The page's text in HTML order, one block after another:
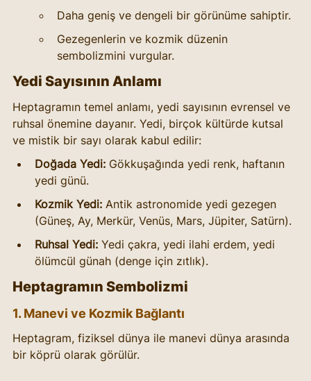
Daha geniş ve dengeli bir görünüme sahiptir.
Gezegenlerin ve kozmik düzenin
sembolizmini vurgular.
Yedi Sayısının Anlamı
Heptagramın temel anlamı, yedi sayısının evrensel ve
ruhsal önemine dayanır. Yedi, birçok kültürde kutsal
ve mistik bir sayı olarak kabul edilir:
Doğada Yedi: Gökkuşağında yedi renk, haftanın
yedi günü.
Kozmik Yedi: Antik astronomide yedi gezegen
(Güneş, Ay, Merkür, Venüs, Mars, Jüpiter, Satürn).
Ruhsal Yedi: Yedi çakra, yedi ilahi erdem, yedi
ölümcül günah (denge için zıtlık).
Heptagramın Sembolizmi
1. Manevi ve Kozmik Bağlantı
Heptagram, fiziksel dünya ile manevi dünya arasında
bir köprü olarak görülür.